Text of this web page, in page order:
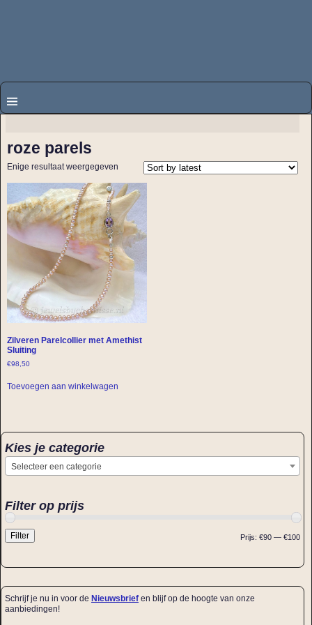
roze parels
Enige resultaat weergegeven
Zilveren Parelcollier met Amethist
Sluiting
€98,50
Toevoegen aan winkelwagen
Kies je categorie
Selecteer een categorie
Filter op prijs
Filter Prijs: €90 — €100
Schrijf je nu in voor de Nieuwsbrief en blijf op de hoogte van onze
aanbiedingen!